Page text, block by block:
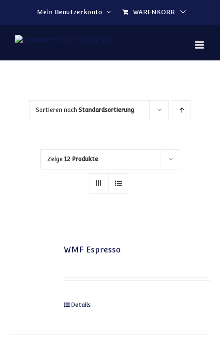
Mein Benutzerkonto
WARENKORB
Sortieren nach Standardsortierung
Zeige 12 Produkte
WMF Espresso
Details